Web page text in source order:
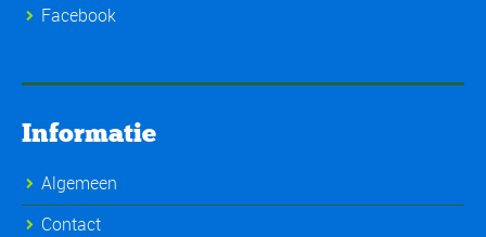
Facebook
Informatie
Algemeen
Contact